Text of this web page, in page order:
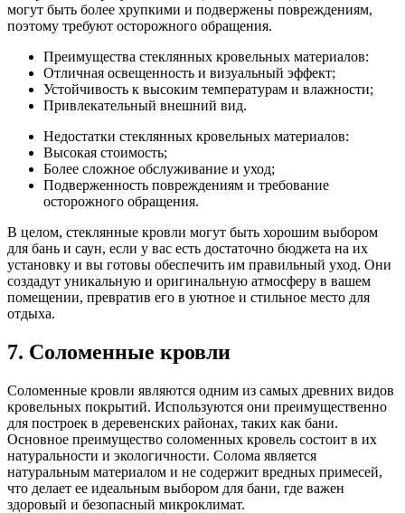
могут быть более хрупкими и подвержены повреждениям,
поэтому требуют осторожного обращения.
Преимущества стеклянных кровельных материалов:
Отличная освещенность и визуальный эффект;
Устойчивость к высоким температурам и влажности;
Привлекательный внешний вид.
Недостатки стеклянных кровельных материалов:
Высокая стоимость;
Более сложное обслуживание и уход;
Подверженность повреждениям и требование
осторожного обращения.
В целом, стеклянные кровли могут быть хорошим выбором
для бань и саун, если у вас есть достаточно бюджета на их
установку и вы готовы обеспечить им правильный уход. Они
создадут уникальную и оригинальную атмосферу в вашем
помещении, превратив его в уютное и стильное место для
отдыха.
7. Соломенные кровли
Соломенные кровли являются одним из самых древних видов
кровельных покрытий. Используются они преимущественно
для построек в деревенских районах, таких как бани.
Основное преимущество соломенных кровель состоит в их
натуральности и экологичности. Солома является
натуральным материалом и не содержит вредных примесей,
что делает ее идеальным выбором для бани, где важен
здоровый и безопасный микроклимат.